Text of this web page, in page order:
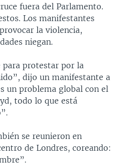
fuera del Parlamento.
Los manifestantes
la violencia,
niegan.
protestar por la
dijo un manifestante a
un problema global con el
todo lo que está
se reunieron en
de Londres, coreando: